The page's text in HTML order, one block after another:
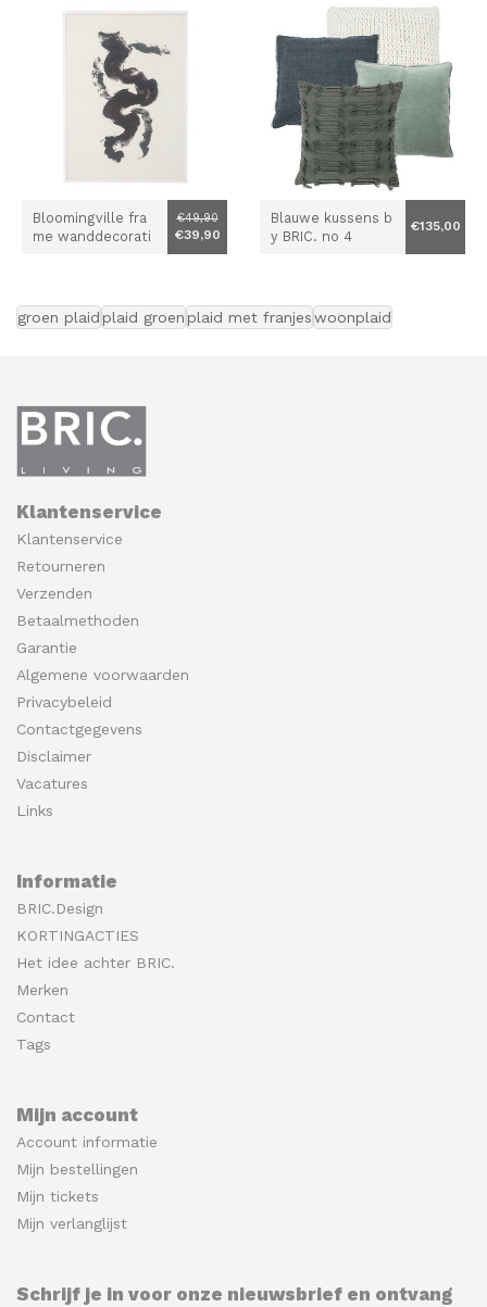
Bloomingville fra
me wanddecorati
€49,90
€39,90
Blauwe kussens b
y BRIC. no 4
€135,00
groen plaid plaid groen plaid met franjeswoonplaid
Klantenservice
Klantenservice
Retourneren
Verzenden
Betaalmethoden
Garantie
Algemene voorwaarden
Privacybeleid
Contactgegevens
Disclaimer
Vacatures
Links
Informatie
BRIC.Design
KORTINGACTIES
Het idee achter BRIC.
Merken
Contact
Tags
Mijn account
Account informatie
Mijn bestellingen
Mijn tickets
Mijn verlanglijst
Schrijf je in voor onze nieuwsbrief en ontvang